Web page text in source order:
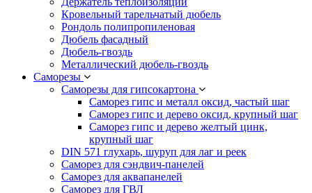
Кровельный тарельчатый дюбель
Рондоль полипропиленовая
Дюбель фасадный
Дюбель-гвоздь
Металлический дюбель-гвоздь
Саморезы
Саморезы для гипсокартона
Саморез гипс и металл оксид, частый шаг
Саморез гипс и дерево оксид, крупный шаг
Саморез гипс и дерево желтый цинк,
крупный шаг
DIN 571 глухарь, шуруп для лаг и реек
Саморез для сэндвич-панелей
Саморез для аквапанелей
Саморез для ГВЛ